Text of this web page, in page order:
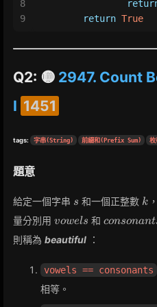
8
9
return True
Q2: 🟡 2947. Count
I 1451
tags: 字串(String) 前綴和(Prefix Sum)
題意
給定一個字串 s
s 和一個正整數 k
k ，
量分別用 vowels
vowels 和consonant
則稱為 beautiful ：
vowels == consonants
相等。